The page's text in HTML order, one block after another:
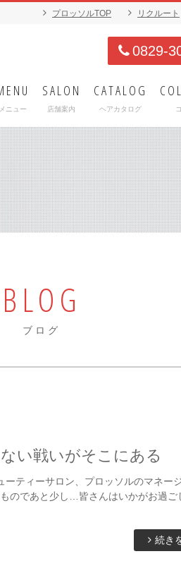
プロッソルTOP リクルート
0829-
メニュー
SALON
店舗案内
CATALOG
ヘアカタログ
BLOG
ブログ
い戦いがそこにある
ティーサロン、プロッソルのマネー
であと少し…皆さんはいかがお過ご
続き